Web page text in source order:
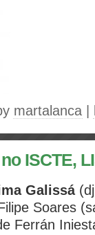
martalanca
ISCTE,
Galissá
Soares
Ferrán